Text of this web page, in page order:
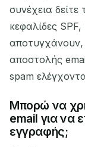
συνέχεια
κεφαλίδες
αποστολής
spam
Μπορώ να
email για να
εγγραφής;